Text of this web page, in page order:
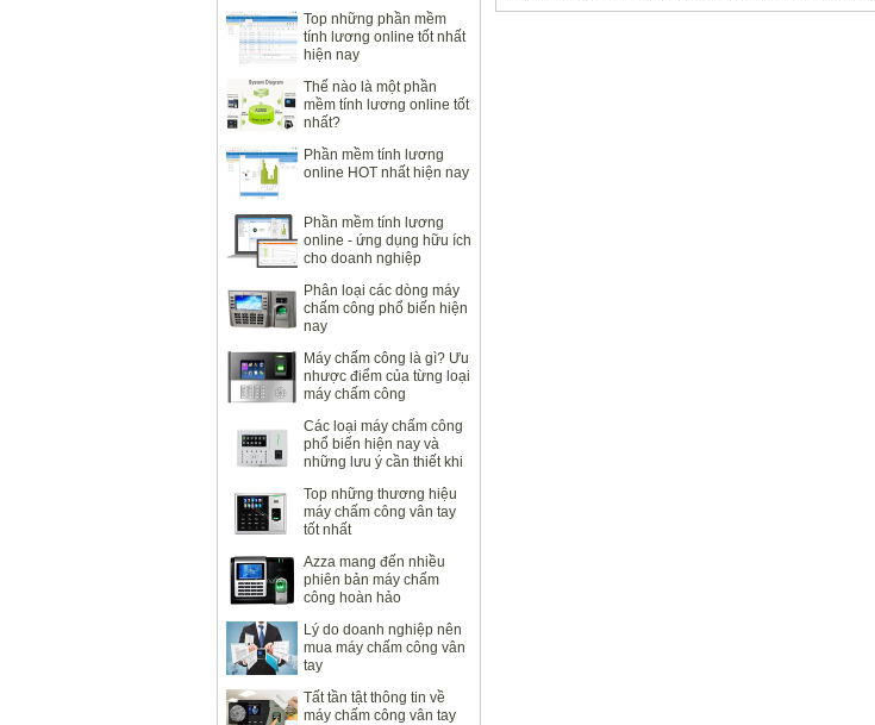
Top những phần mềm
tính lương online tốt nhất
hiện nay
Thế nào là một phần
mềm tính lương online tốt
nhất?
Phần mềm tính lương
online HOT nhất hiện nay
Phần mềm tính lương
online - ứng dụng hữu ích
cho doanh nghiệp
Phân loại các dòng máy
chấm công phổ biến hiện
nay
Máy chấm công là gì? Ưu
nhược điểm của từng loại
máy chấm công
Các loại máy chấm công
phổ biến hiện nay và
những lưu ý cần thiết khi
Top những thương hiệu
máy chấm công vân tay
tốt nhất
Azza mang đến nhiều
phiên bản máy chấm
công hoàn hảo
Lý do doanh nghiệp nên
mua máy chấm công vân
tay
Tất tần tật thông tin về
máy chấm công vân tay